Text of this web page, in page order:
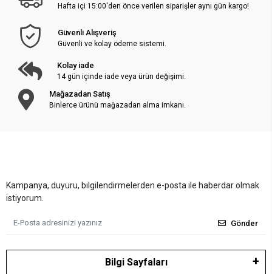
Hafta içi 15:00'den önce verilen siparişler aynı gün kargo!
Güvenli Alışveriş
Güvenli ve kolay ödeme sistemi.
Kolay iade
14 gün içinde iade veya ürün değişimi.
Mağazadan Satış
Binlerce ürünü mağazadan alma imkanı.
Kampanya, duyuru, bilgilendirmelerden e-posta ile haberdar olmak
istiyorum.
Gönder
Bilgi Sayfaları